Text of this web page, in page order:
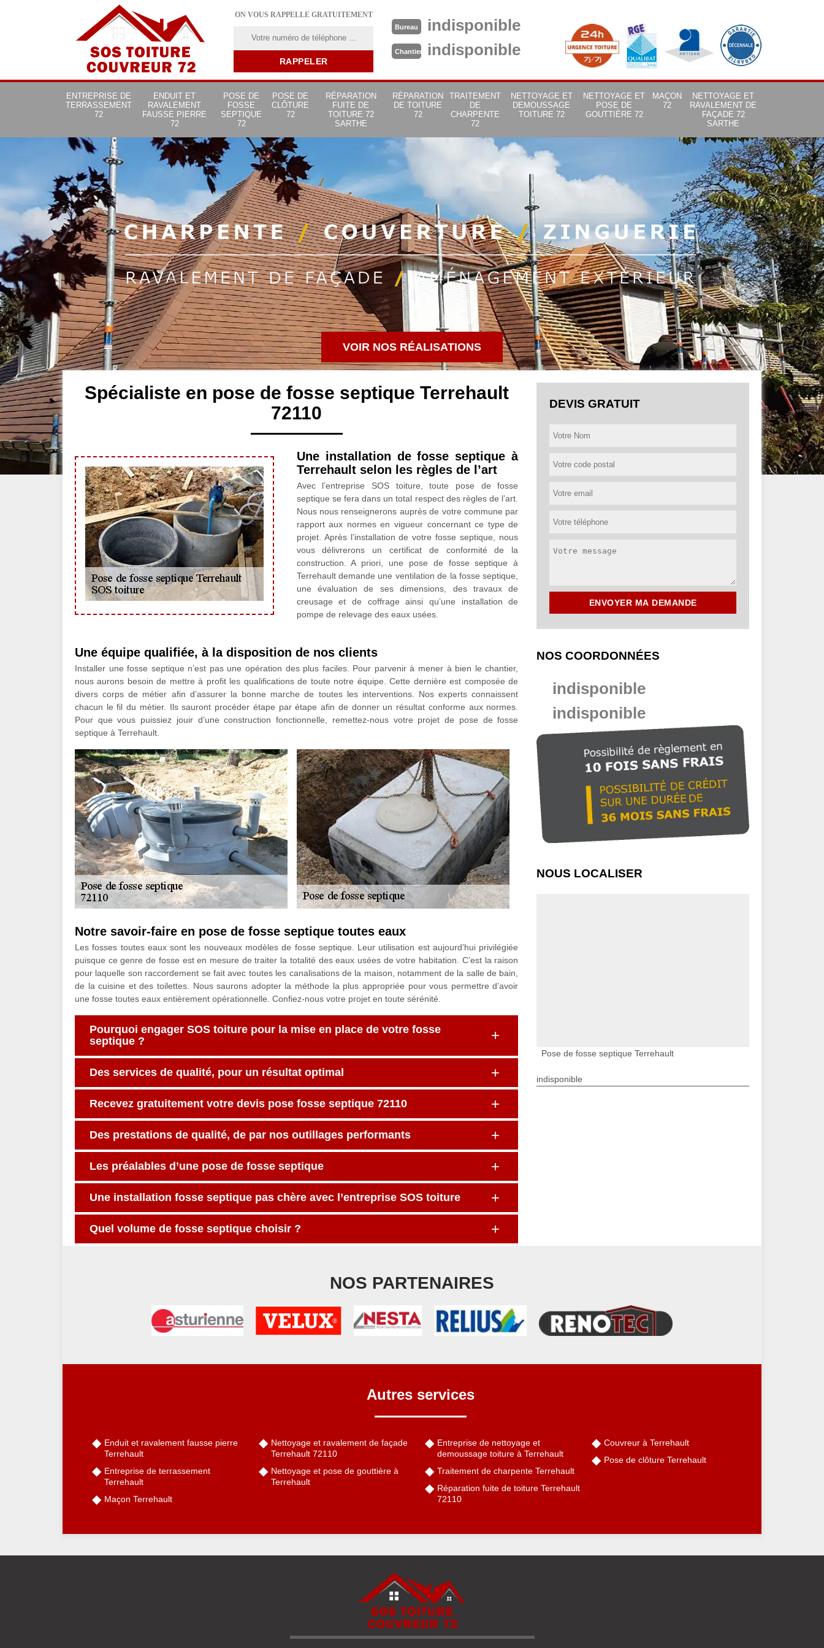
ON VOUS RAPPELLE GRATUITEMENT
Bureau indisponible
Chantier indisponible
ENTREPRISE DE
TERRASSEMENT
72
ENDUIT ET
RAVALEMENT
FAUSSE PIERRE
72
POSE DE
FOSSE
SEPTIQUE
72
POSE DE
CLÔTURE
72
RÉPARATION
FUITE DE
TOITURE 72
SARTHE
RÉPARATION
DE TOITURE
72
TRAITEMENT
DE
CHARPENTE
72
NETTOYAGE ET
DEMOUSSAGE
TOITURE 72
NETTOYAGE ET
POSE DE
GOUTTIÈRE 72
MAÇON
72
NETTOYAGE ET
RAVALEMENT DE
FAÇADE 72
SARTHE
VOIR NOS RÉALISATIONS
Spécialiste en pose de fosse septique Terrehault
72110
Une installation de fosse septique à
Terrehault selon les règles de l’art
Avec l’entreprise SOS toiture, toute pose de fosse
septique se fera dans un total respect des règles de l’art.
Nous nous renseignerons auprès de votre commune par
rapport aux normes en vigueur concernant ce type de
projet. Après l’installation de votre fosse septique, nous
vous délivrerons un certificat de conformité de la
construction. A priori, une pose de fosse septique à
Terrehault demande une ventilation de la fosse septique,
une évaluation de ses dimensions, des travaux de
creusage et de coffrage ainsi qu’une installation de
pompe de relevage des eaux usées.
Une équipe qualifiée, à la disposition de nos clients
Installer une fosse septique n’est pas une opération des plus faciles. Pour parvenir à mener à bien le chantier,
nous aurons besoin de mettre à profit les qualifications de toute notre équipe. Cette dernière est composée de
divers corps de métier afin d’assurer la bonne marche de toutes les interventions. Nos experts connaissent
chacun le fil du métier. Ils sauront procéder étape par étape afin de donner un résultat conforme aux normes.
Pour que vous puissiez jouir d’une construction fonctionnelle, remettez-nous votre projet de pose de fosse
septique à Terrehault.
Notre savoir-faire en pose de fosse septique toutes eaux
Les fosses toutes eaux sont les nouveaux modèles de fosse septique. Leur utilisation est aujourd’hui privilégiée
puisque ce genre de fosse est en mesure de traiter la totalité des eaux usées de votre habitation. C’est la raison
pour laquelle son raccordement se fait avec toutes les canalisations de la maison, notamment de la salle de bain,
de la cuisine et des toilettes. Nous saurons adopter la méthode la plus appropriée pour vous permettre d’avoir
une fosse toutes eaux entièrement opérationnelle. Confiez-nous votre projet en toute sérénité.
Pourquoi engager SOS toiture pour la mise en place de votre fosse
septique ?
Des services de qualité, pour un résultat optimal
Recevez gratuitement votre devis pose fosse septique 72110
Des prestations de qualité, de par nos outillages performants
Les préalables d’une pose de fosse septique
Une installation fosse septique pas chère avec l’entreprise SOS toiture
Quel volume de fosse septique choisir ?
DEVIS GRATUIT
NOS COORDONNÉES
indisponible
indisponible
NOUS LOCALISER
Pose de fosse septique Terrehault
indisponible
NOS PARTENAIRES
Autres services
Enduit et ravalement fausse pierre
Terrehault
Entreprise de terrassement
Terrehault
Maçon Terrehault
Nettoyage et ravalement de façade
Terrehault 72110
Nettoyage et pose de gouttière à
Terrehault
Entreprise de nettoyage et
demoussage toiture à Terrehault
Traitement de charpente Terrehault
Réparation fuite de toiture Terrehault
72110
Couvreur à Terrehault
Pose de clôture Terrehault